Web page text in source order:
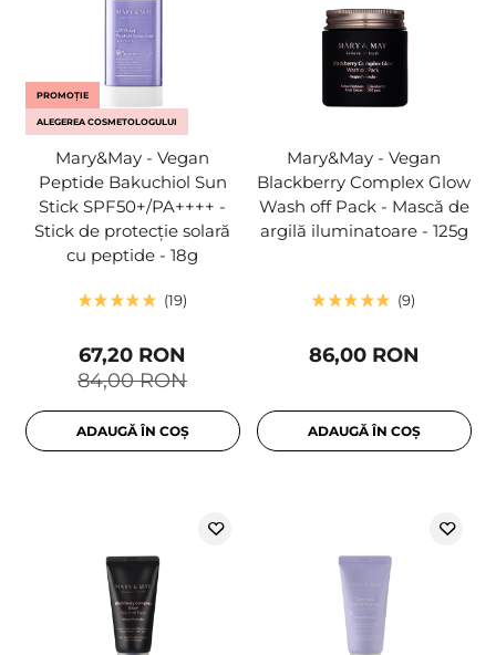
PROMOȚIE
ALEGEREA COSMETOLOGULUI
Mary&May - Vegan
Peptide Bakuchiol Sun
Stick SPF50+/PA++++ -
Stick de protecție solară
cu peptide - 18g
19
84,00 RON
67,20 RON
ADAUGĂ ÎN COȘ
Mary&May - Vegan
Blackberry Complex Glow
Wash off Pack - Mască de
argilă iluminatoare - 125g
9
86,00 RON
ADAUGĂ ÎN COȘ